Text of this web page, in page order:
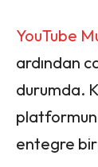
YouTube
ardından
durumda.
entegre